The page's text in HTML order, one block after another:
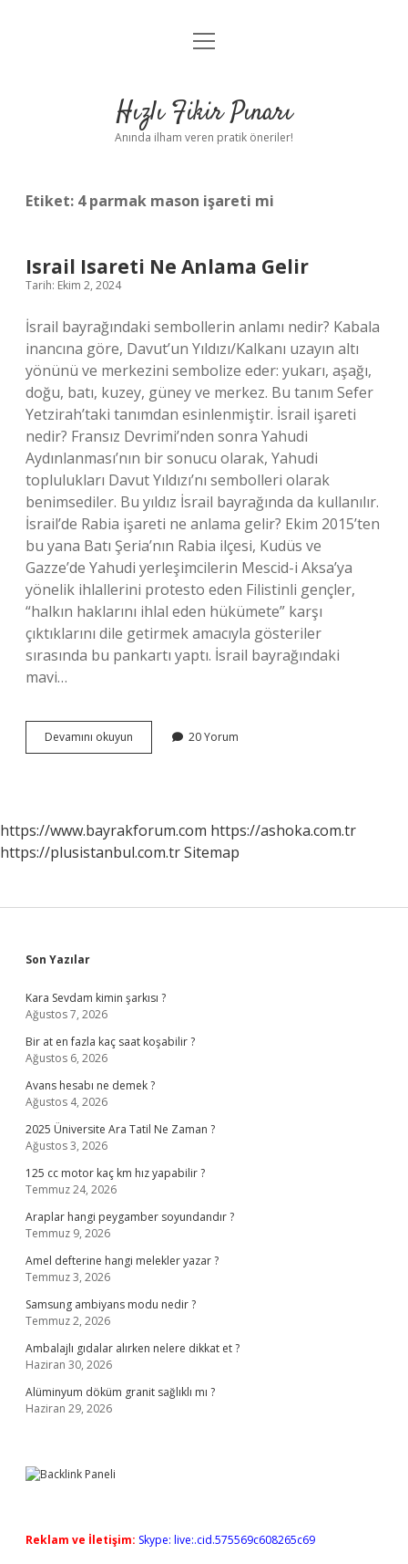
Anasayfa
Yasal Uyarı
menüyü
Hızlı Fikir Pınarı
Anında ilham veren pratik öneriler!
Etiket: 4 parmak mason işareti mi
Israil Isareti Ne Anlama Gelir
Tarih: Ekim 2, 2024
İsrail bayrağındaki sembollerin anlamı nedir? Kabala
inancına göre, Davut’un Yıldızı/Kalkanı uzayın altı
yönünü ve merkezini sembolize eder: yukarı, aşağı,
doğu, batı, kuzey, güney ve merkez. Bu tanım Sefer
Yetzirah’taki tanımdan esinlenmiştir. İsrail işareti
nedir? Fransız Devrimi’nden sonra Yahudi
Aydınlanması’nın bir sonucu olarak, Yahudi
toplulukları Davut Yıldızı’nı sembolleri olarak
benimsediler. Bu yıldız İsrail bayrağında da kullanılır.
İsrail’de Rabia işareti ne anlama gelir? Ekim 2015’ten
bu yana Batı Şeria’nın Rabia ilçesi, Kudüs ve
Gazze’de Yahudi yerleşimcilerin Mescid-i Aksa’ya
yönelik ihlallerini protesto eden Filistinli gençler,
“halkın haklarını ihlal eden hükümete” karşı
çıktıklarını dile getirmek amacıyla gösteriler
sırasında bu pankartı yaptı. İsrail bayrağındaki
mavi…
Devamını okuyun
Isareti
20 Yorum
https://www.bayrakforum.com https://ashoka.com.tr
https://plusistanbul.com.trSitemap
Sidebar
Son Yazılar
Kara Sevdam kimin şarkısı ?
Ağustos 7, 2026
Bir at en fazla kaç saat koşabilir ?
Ağustos 6, 2026
Avans hesabı ne demek ?
Ağustos 4, 2026
2025 Üniversite Ara Tatil Ne Zaman ?
Ağustos 3, 2026
125 cc motor kaç km hız yapabilir ?
Temmuz 24, 2026
Araplar hangi peygamber soyundandır ?
Temmuz 9, 2026
Amel defterine hangi melekler yazar ?
Temmuz 3, 2026
Samsung ambiyans modu nedir ?
Temmuz 2, 2026
Ambalajlı gıdalar alırken nelere dikkat et ?
Haziran 30, 2026
Alüminyum döküm granit sağlıklı mı ?
Haziran 29, 2026
Reklam ve İletişim: Skype: live:.cid.575569c608265c69